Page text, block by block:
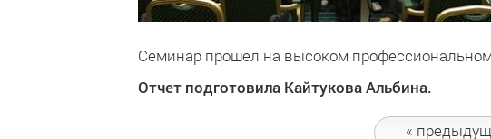
Семинар прошел на высоком
Отчет подготовила Кайтукова Альбина.
«